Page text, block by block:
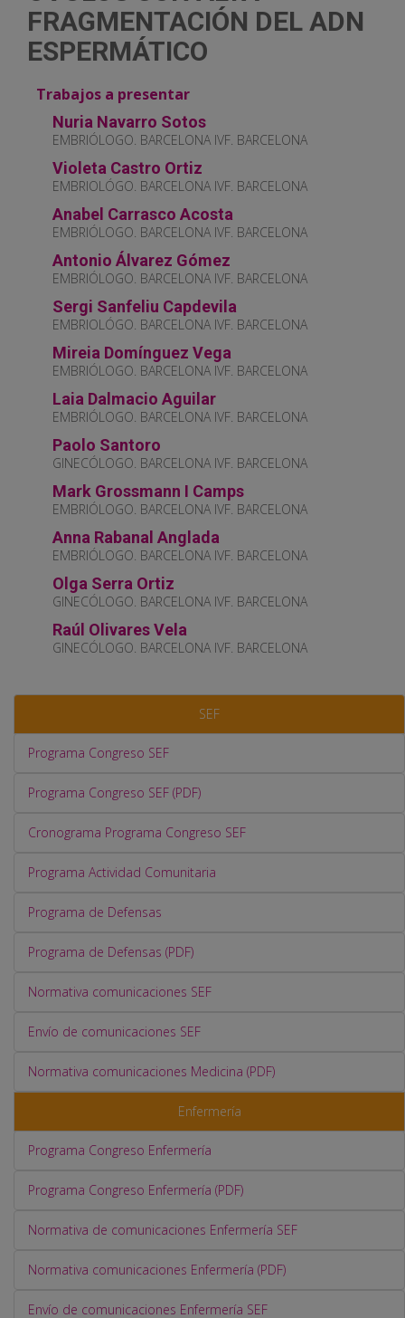
FRAGMENTACIÓN DEL ADN
ESPERMÁTICO
Trabajos a presentar
Nuria Navarro Sotos
EMBRIÓLOGO. BARCELONA IVF. BARCELONA
Violeta Castro Ortiz
EMBRIOLÓGO. BARCELONA IVF. BARCELONA
Anabel Carrasco Acosta
EMBRIÓLOGO. BARCELONA IVF. BARCELONA
Antonio Álvarez Gómez
EMBRIÓLOGO. BARCELONA IVF. BARCELONA
Sergi Sanfeliu Capdevila
EMBRIOLÓGO. BARCELONA IVF. BARCELONA
Mireia Domínguez Vega
EMBRIÓLOGO. BARCELONA IVF. BARCELONA
Laia Dalmacio Aguilar
EMBRIÓLOGO. BARCELONA IVF. BARCELONA
Paolo Santoro
GINECÓLOGO. BARCELONA IVF. BARCELONA
Mark Grossmann I Camps
EMBRIÓLOGO. BARCELONA IVF. BARCELONA
Anna Rabanal Anglada
EMBRIÓLOGO. BARCELONA IVF. BARCELONA
Olga Serra Ortiz
GINECÓLOGO. BARCELONA IVF. BARCELONA
Raúl Olivares Vela
GINECÓLOGO. BARCELONA IVF. BARCELONA
SEF
Programa Congreso SEF
Programa Congreso SEF (PDF)
Cronograma Programa Congreso SEF
Programa Actividad Comunitaria
Programa de Defensas
Programa de Defensas (PDF)
Normativa comunicaciones SEF
Envío de comunicaciones SEF
Normativa comunicaciones Medicina (PDF)
Enfermería
Programa Congreso Enfermería
Programa Congreso Enfermería (PDF)
Normativa de comunicaciones Enfermería SEF
Normativa comunicaciones Enfermería (PDF)
Envío de comunicaciones Enfermería SEF